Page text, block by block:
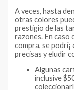
A veces, hasta
otras colores
prestigio de las
razones. En caso
compra, se
precisas y eludir
Algunas
inclusive